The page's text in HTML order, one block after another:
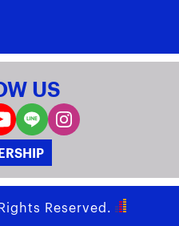
US
Reserved.